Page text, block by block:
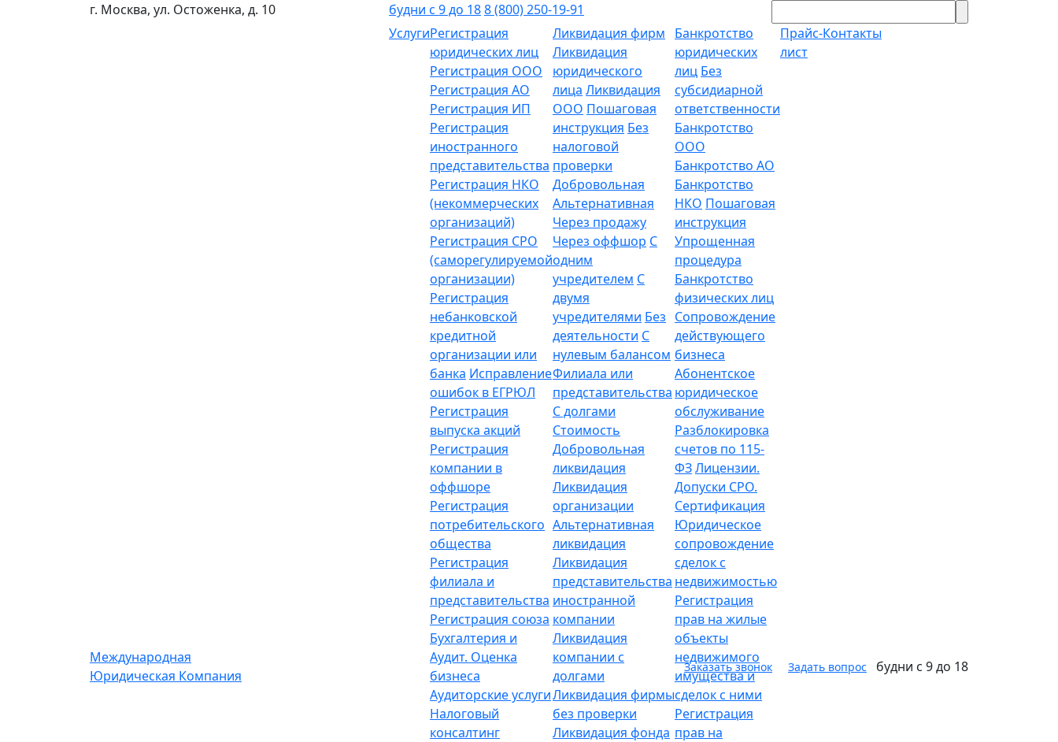
г. Москва, ул. Остоженка, д. 10 будни с 9 до 188 (800) 250-19-91
Международная
Юридическая Компания
УслугиРегистрация
юридических лиц
Регистрация ООО
Регистрация АО
Регистрация ИП
Регистрация
иностранного
представительства
Регистрация НКО
(некоммерческих
организаций)
Регистрация СРО
(саморегулируемой
организации)
Регистрация
небанковской
кредитной
организации или
банка Исправление
ошибок в ЕГРЮЛ
Регистрация
выпуска акций
Регистрация
компании в
оффшоре
Регистрация
потребительского
общества
Регистрация
филиала и
представительства
Регистрация союза
Бухгалтерия и
Аудит. Оценка
бизнеса
Аудиторские услуги
Налоговый
консалтинг
Ликвидация фирм
Ликвидация
юридического
лица Ликвидация
ООО Пошаговая
инструкция Без
налоговой
проверки
Добровольная
Альтернативная
Через продажу
Через оффшор С
одним
учредителем С
двумя
учредителями Без
деятельности С
нулевым балансом
Филиала или
представительства
С долгами
Стоимость
Добровольная
ликвидация
Ликвидация
организации
Альтернативная
ликвидация
Ликвидация
представительства
иностранной
компании
Ликвидация
компании с
долгами
Ликвидация фирмы
без проверки
Ликвидация фонда
Банкротство
юридических
лиц Без
субсидиарной
ответственности
Банкротство
ООО
Банкротство АО
Банкротство
НКО Пошаговая
инструкция
Упрощенная
процедура
Банкротство
физических лиц
Сопровождение
действующего
бизнеса
Абонентское
юридическое
обслуживание
Разблокировка
счетов по 115-
ФЗЛицензии.
Допуски СРО.
Сертификация
Юридическое
сопровождение
сделок с
недвижимостью
Регистрация
прав на жилые
объекты
недвижимого
имущества и
сделок с ними
Регистрация
прав на
Прайс-
лист
Контакты
Заказать звонок Задать вопрос будни с 9 до 18